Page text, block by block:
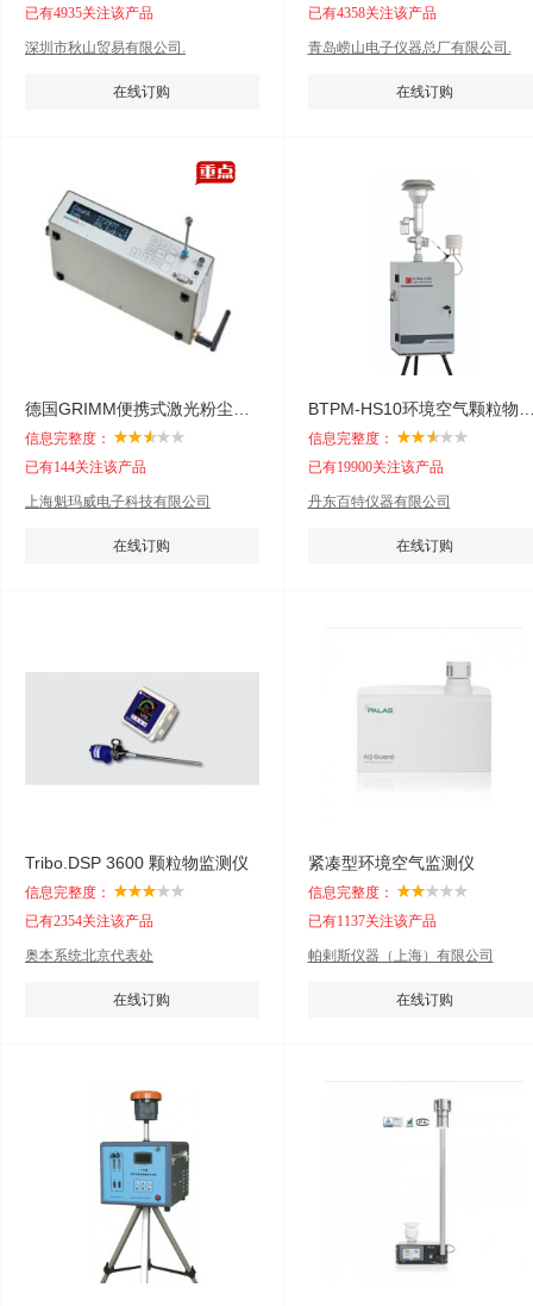
已有4935关注该产品
深圳市秋山贸易有限公司.
在线订购
已有4358关注该产品
青岛崂山电子仪器总厂有限公司.
在线订购
信息完整度：
已有144关注该产品
上海魁玛威电子科技有限公司
在线订购
信息完整度：
已有19900关注该产品
丹东百特仪器有限公司
在线订购
Tribo.DSP 3600 颗粒物监测仪
信息完整度：
已有2354关注该产品
奥本系统北京代表处
在线订购
紧凑型环境空气监测仪
信息完整度：
已有1137关注该产品
帕剌斯仪器（上海）有限公司
在线订购